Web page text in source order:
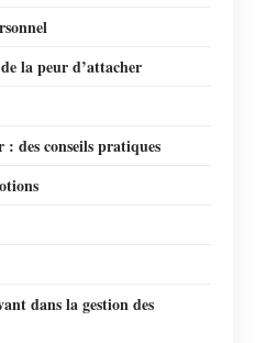
la peur d’attacher
des conseils pratiques
dans la gestion des